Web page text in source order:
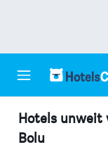
Hotels unweit
Bolu